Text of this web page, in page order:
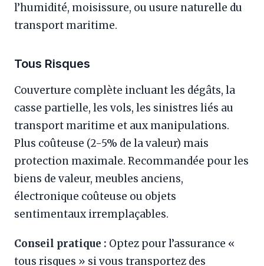
l’humidité, moisissure, ou usure naturelle du
transport maritime.
Tous Risques
Couverture complète incluant les dégâts, la
casse partielle, les vols, les sinistres liés au
transport maritime et aux manipulations.
Plus coûteuse (2-5% de la valeur) mais
protection maximale. Recommandée pour les
biens de valeur, meubles anciens,
électronique coûteuse ou objets
sentimentaux irremplaçables.
Conseil pratique : Optez pour l’assurance «
tous risques » si vous transportez des